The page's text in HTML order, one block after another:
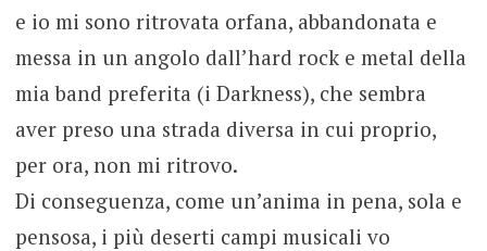
e io mi sono ritrovata orfana, abbandonata e
messa in un angolo dall’hard rock e metal della
mia band preferita (i Darkness), che sembra
aver preso una strada diversa in cui proprio,
per ora, non mi ritrovo.
Di conseguenza, come un’anima in pena, sola e
pensosa, i più deserti campi musicali vo